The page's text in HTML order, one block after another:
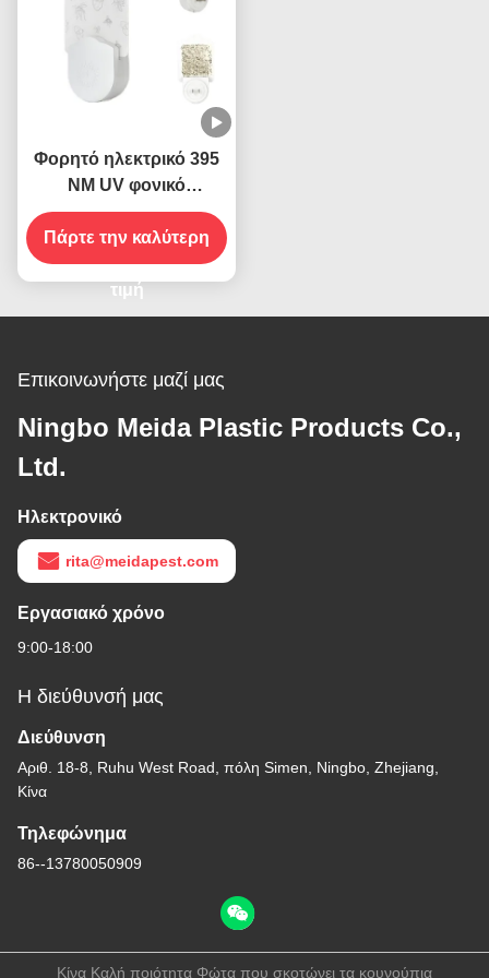
Φορητό ηλεκτρικό 395
ΝΜ UV φονικό
κουνουπιών Φωτήρα
ιπτάμενων εντόμων
Φονικός αλιέας
Πάρτε την καλύτερη
τιμή
Επικοινωνήστε μαζί μας
Ningbo Meida Plastic Products Co.,
Ltd.
Ηλεκτρονικό
rita@meidapest.com
Εργασιακό χρόνο
9:00-18:00
Η διεύθυνσή μας
Διεύθυνση
Αριθ. 18-8, Ruhu West Road, πόλη Simen, Ningbo, Zhejiang,
Κίνα
Τηλεφώνημα
86--13780050909
Κίνα Καλή ποιότητα Φώτα που σκοτώνει τα κουνούπια